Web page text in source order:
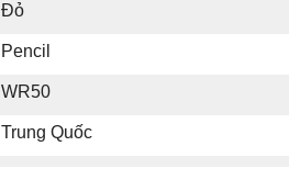
Đỏ
Pencil
WR50
Trung Quốc